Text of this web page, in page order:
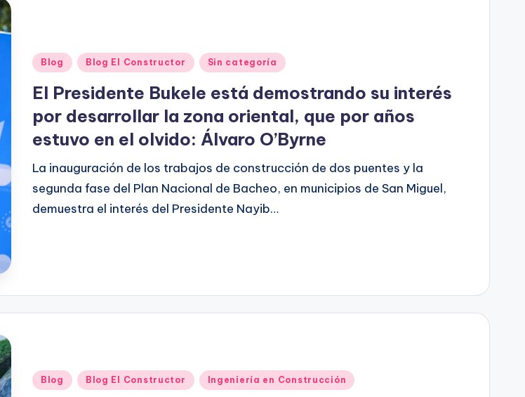
Blog Blog El Constructor Sin categoría
El Presidente Bukele está demostrando su interés
por desarrollar la zona oriental, que por años
estuvo en el olvido: Álvaro O’Byrne
La inauguración de los trabajos de construcción de dos puentes y la
segunda fase del Plan Nacional de Bacheo, en municipios de San Miguel,
demuestra el interés del Presidente Nayib…
Blog Blog El Constructor Ingeniería en Construcción